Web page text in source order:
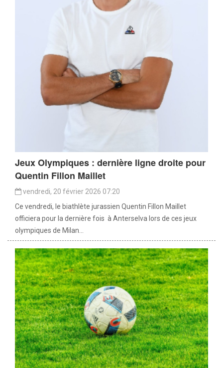
Jeux Olympiques : dernière ligne droite pour
Quentin Fillon Maillet
vendredi, 20 février 2026 07:20
Ce vendredi, le biathlète jurassien Quentin Fillon Maillet
officiera pour la dernière fois à Anterselva lors de ces jeux
olympiques de Milan...